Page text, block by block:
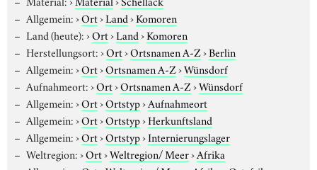
Allgemein:›Ort›Land›Komoren
Land (heute):›Ort›Land›Komoren
Herstellungsort:›Ort›Ortsnamen A-Z›Berlin
Allgemein:›Ort›Ortsnamen A-Z›Wünsdorf
Aufnahmeort:›Ort›Ortsnamen A-Z›Wünsdorf
Allgemein:›Ort›Ortstyp›Aufnahmeort
Allgemein:›Ort›Ortstyp›Herkunftsland
Allgemein:›Ort›Ortstyp›Internierungslager
Weltregion:›Ort›Weltregion/ Meer›Afrika